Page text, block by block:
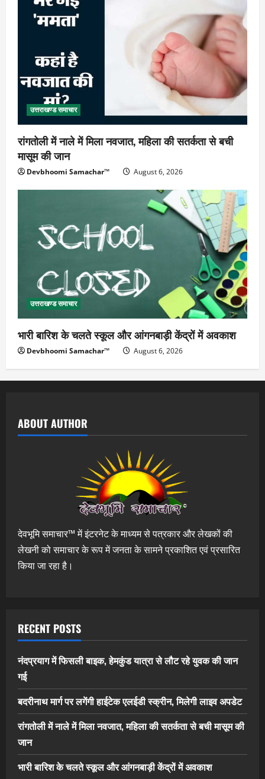
उत्तराखण्ड समाचार
रांगतोली में नाले में मिला नवजात, महिला की सतर्कता से बची
मासूम की जान
Devbhoomi Samachar™ August 6, 2026
उत्तराखण्ड समाचार
भारी बारिश के चलते स्कूल और आंगनबाड़ी केंद्रों में अवकाश
Devbhoomi Samachar™ August 6, 2026
ABOUT AUTHOR
देवभूमि समाचार™ में इंटरनेट के माध्यम से पत्रकार और लेखकों की
लेखनी को समाचार के रूप में जनता के सामने प्रकाशित एवं प्रसारित
किया जा रहा है।
RECENT POSTS
नंदप्रयाग में फिसली बाइक, हेमकुंड यात्रा से लौट रहे युवक की जान
गई
बदरीनाथ मार्ग पर लगेंगी हाईटेक एलईडी स्क्रीन, मिलेगी लाइव अपडेट
रांगतोली में नाले में मिला नवजात, महिला की सतर्कता से बची मासूम की
जान
भारी बारिश के चलते स्कूल और आंगनबाड़ी केंद्रों में अवकाश